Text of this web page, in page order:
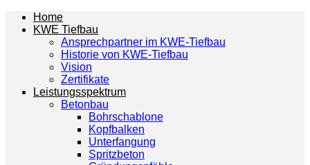
Home
KWE Tiefbau
Ansprechpartner im KWE-Tiefbau
Historie von KWE-Tiefbau
Vision
Zertifikate
Leistungsspektrum
Betonbau
Bohrschablone
Kopfbalken
Unterfangung
Spritzbeton